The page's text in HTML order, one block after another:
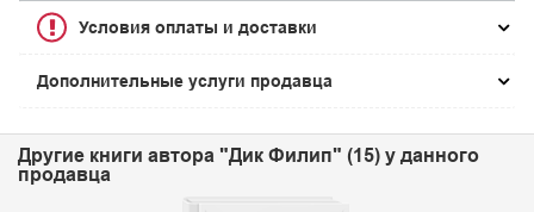
Условия оплаты и доставки
Дополнительные услуги продавца
Другие книги автора "Дик Филип" (15) у данного
продавца